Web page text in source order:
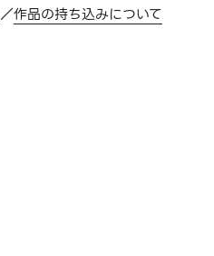
／作品の持ち込みについて